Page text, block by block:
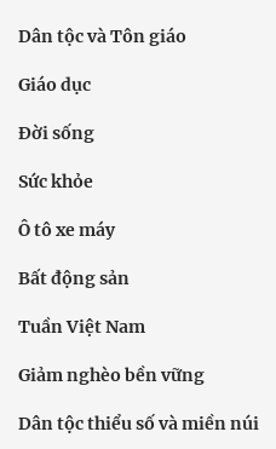
Dân tộc và Tôn giáo
Giáo dục
Đời sống
Sức khỏe
Ô tô xe máy
Bất động sản
Tuần Việt Nam
Giảm nghèo bền vững
Dân tộc thiểu số và miền núi